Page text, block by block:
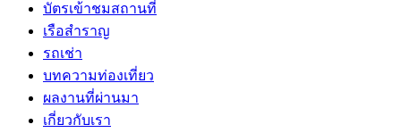
บัตรเข้าชมสถานที่
เรือสำราญ
รถเช่า
บทความท่องเที่ยว
ผลงานที่ผ่านมา
เกี่ยวกับเรา